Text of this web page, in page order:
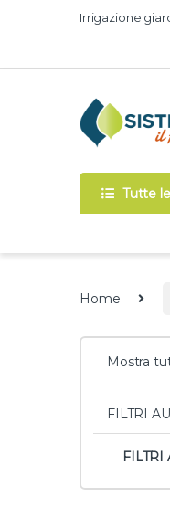
Skip to navigation
Skip to contentIrrigazione
Tutte
Home
Mostra
FILTRI
FILTRI